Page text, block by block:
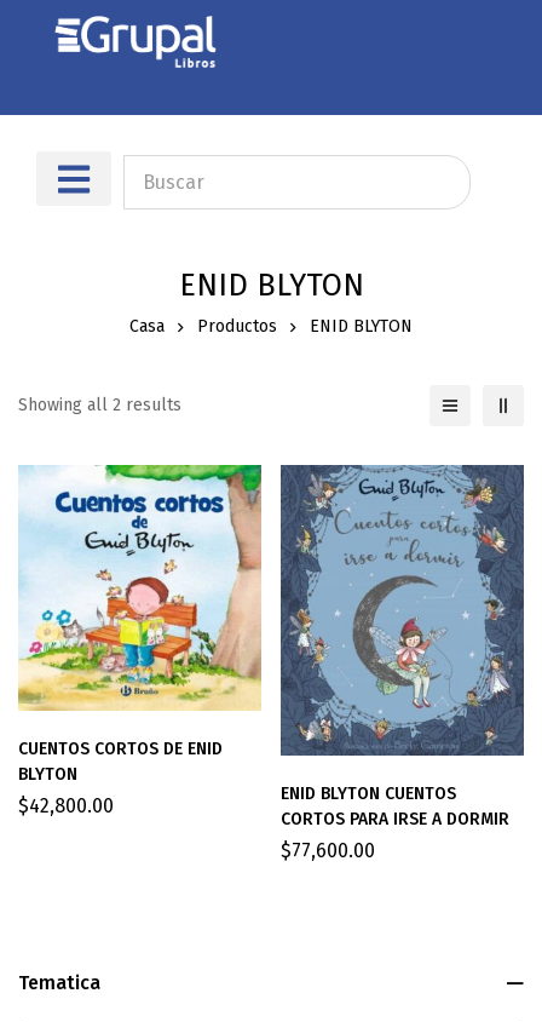
ENID BLYTON
Casa Productos ENID BLYTON
Tematica
Showing all 2 results
CUENTOS CORTOS DE ENID
BLYTON
$42,800.00
ENID BLYTON CUENTOS
CORTOS PARA IRSE A DORMIR
$77,600.00